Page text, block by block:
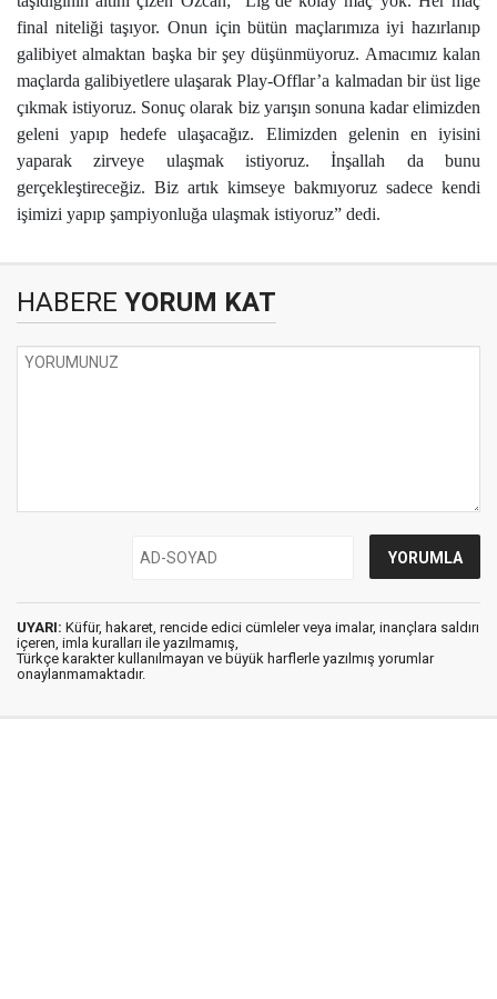
final niteliği taşıyor. Onun için bütün maçlarımıza iyi hazırlanıp
galibiyet almaktan başka bir şey düşünmüyoruz. Amacımız kalan
maçlarda galibiyetlere ulaşarak Play-Offlar’a kalmadan bir üst lige
çıkmak istiyoruz. Sonuç olarak biz yarışın sonuna kadar elimizden
geleni yapıp hedefe ulaşacağız. Elimizden gelenin en iyisini
yaparak zirveye ulaşmak istiyoruz. İnşallah da bunu
gerçekleştireceğiz. Biz artık kimseye bakmıyoruz sadece kendi
işimizi yapıp şampiyonluğa ulaşmak istiyoruz” dedi.
HABERE YORUM KAT
UYARI: Küfür, hakaret, rencide edici cümleler veya imalar, inançlara saldırı
içeren, imla kuralları ile yazılmamış,
Türkçe karakter kullanılmayan ve büyük harflerle yazılmış yorumlar
onaylanmamaktadır.